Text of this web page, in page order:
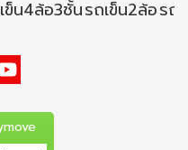
ข็น4ล้อ3ชั้นรถเข็น2ล้อรถ